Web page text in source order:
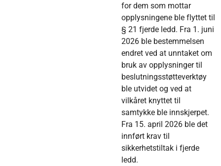
for dem som mottar
opplysningene ble flyttet til
§ 21 fjerde ledd. Fra 1. juni
2026 ble bestemmelsen
endret ved at unntaket om
bruk av opplysninger til
beslutningsstøtteverktøy
ble utvidet og ved at
vilkåret knyttet til
samtykke ble innskjerpet.
Fra 15. april 2026 ble det
innført krav til
sikkerhetstiltak i fjerde
ledd.